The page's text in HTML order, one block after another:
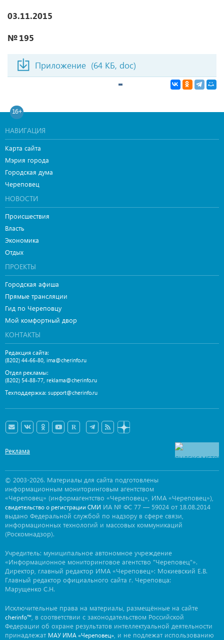
03.11.2015
№ 195
Приложение (64 КБ, doc)
16+
НАВИГАЦИЯ
Карта сайта
Мэрия города
Городская дума
Череповец
НОВОСТИ
Происшествия
Власть
Экономика
Отдых
ПРОЕКТЫ
Городская афиша
Прямые трансляции
Гид по Череповцу
Мой комфортный двор
КОНТАКТЫ
Редакция сайта:
(8202) 44-66-80, ima@cherinfo.ru
Отдел рекламы:
(8202) 54-88-77, reklama@cherinfo.ru
Техподдержка: support@cherinfo.ru
Реклама
© 2003-2026. Материалы для сайта подготовлены
информационным мониторинговым агентством
«Череповец» (информагентство «Череповец», ИМА «Череповец»),
свидетельство о регистрации СМИ ИА № ФС 77 — 59024 от 18.08.2014
выдано Федеральной службой по надзору в сфере связи,
информационных технологий и массовых коммуникаций
(Роскомнадзор).
Учредитель: муниципальное автономное учреждение
«Информационное мониторинговое агентство "Череповец"».
Директор, главный редактор ИМА «Череповец»: Мокиевский Е.В.
Главный редактор официального сайта г. Череповца:
Марущенко С.Н.
Исключительные права на материалы, размещённые на сайте
cherinfo™ , в соответствии с законодательством Российской
Федерации об охране результатов интеллектуальной деятельности
принадлежат МАУ ИМА «Череповец» , и не подлежат использованию